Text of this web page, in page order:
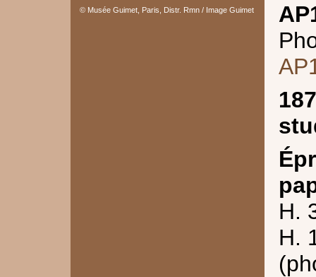
© Musée Guimet, Paris, Distr. Rmn / Image Guimet
H.
H.